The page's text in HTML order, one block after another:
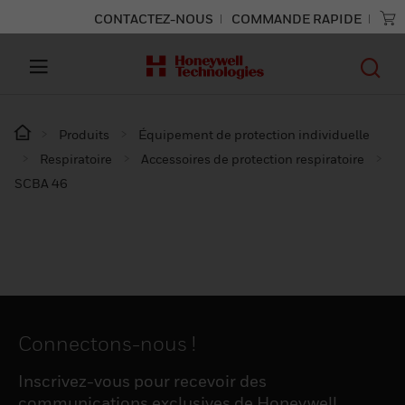
CONTACTEZ-NOUS COMMANDE RAPIDE
Produits
Équipement de protection individuelle
Respiratoire
Accessoires de protection respiratoire
SCBA 46
Connectons-nous !
Inscrivez-vous pour recevoir des